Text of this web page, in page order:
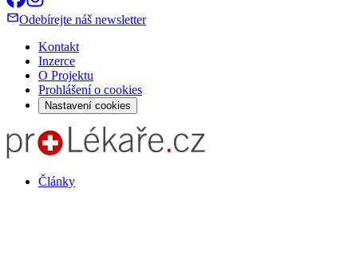
Odebírejte náš newsletter
Kontakt
Inzerce
O Projektu
Prohlášení o cookies
Nastavení cookies
Články